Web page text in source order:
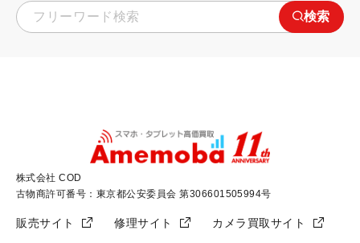
検索
株式会社 COD
古物商許可番号：東京都公安委員会 第306601505994号
販売サイト 修理サイト カメラ買取サイト